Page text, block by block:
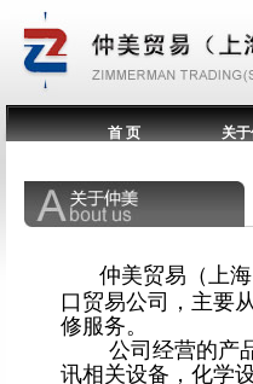
首 页 关
仲美贸易（上
口贸易公司，主要
修服务。
公司经营的产品
讯相关设备，化学